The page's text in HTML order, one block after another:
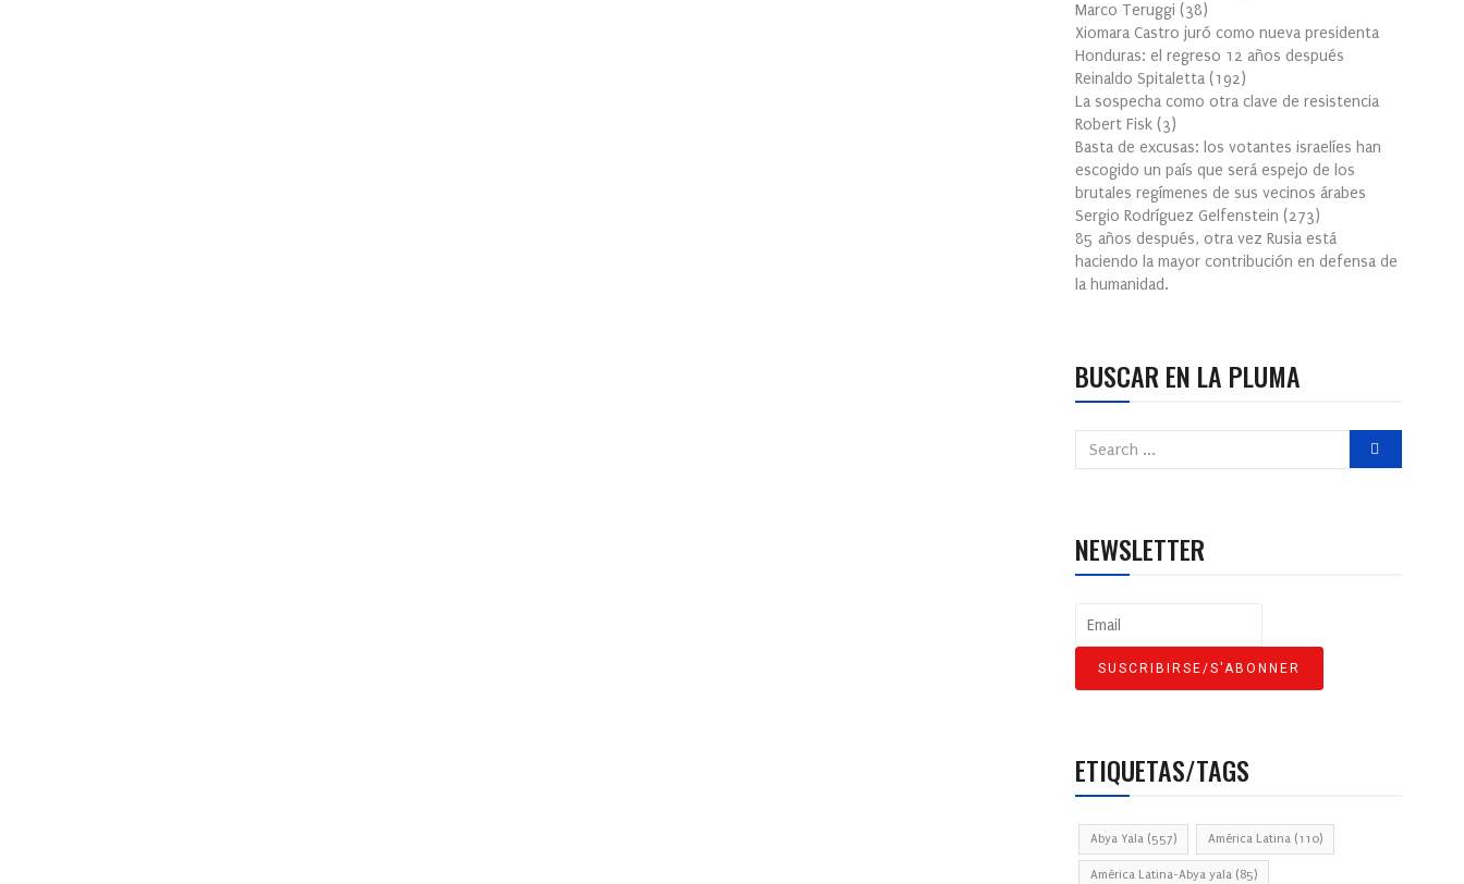
Marco Teruggi (38)
Xiomara Castro juró como nueva presidenta
Honduras: el regreso 12 años después
Reinaldo Spitaletta (192)
La sospecha como otra clave de resistencia
Robert Fisk (3)
Basta de excusas: los votantes israelíes han
escogido un país que será espejo de los
brutales regímenes de sus vecinos árabes
Sergio Rodríguez Gelfenstein (273)
85 años después, otra vez Rusia está
haciendo la mayor contribución en defensa de
la humanidad.
BUSCAR EN LA PLUMA
NEWSLETTER
ETIQUETAS/TAGS
Abya Yala (557) América Latina (110)
América Latina-Abya yala (85)